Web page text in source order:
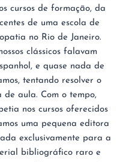
cursos de formação, da
de uma escola de
no Rio de Janeiro.
clássicos falavam
e quase nada de
tentando resolver o
de aula. Com o tempo,
nos cursos oferecidos
uma pequena editora
exclusivamente para a
bibliográfico raro e